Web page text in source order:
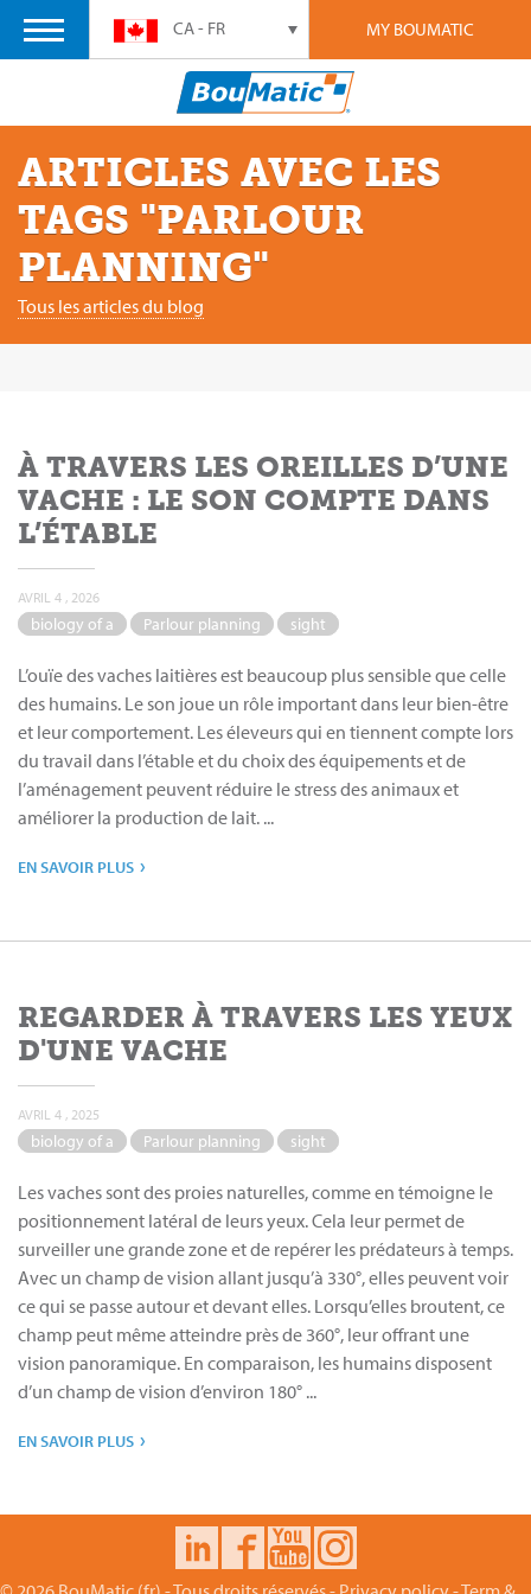
MY BOUMATIC
CA - FR
ARTICLES AVEC LES
TAGS "PARLOUR
PLANNING"
Tous les articles du blog
À TRAVERS LES OREILLES D’UNE
VACHE : LE SON COMPTE DANS
L’ÉTABLE
AVRIL 4 , 2026
biology of a Parlour planning sight
L’ouïe des vaches laitières est beaucoup plus sensible que celle
des humains. Le son joue un rôle important dans leur bien-être
et leur comportement. Les éleveurs qui en tiennent compte lors
du travail dans l’étable et du choix des équipements et de
l’aménagement peuvent réduire le stress des animaux et
améliorer la production de lait. ...
EN SAVOIR PLUS ›
REGARDER À TRAVERS LES YEUX
D'UNE VACHE
AVRIL 4 , 2025
biology of a Parlour planning sight
Les vaches sont des proies naturelles, comme en témoigne le
positionnement latéral de leurs yeux. Cela leur permet de
surveiller une grande zone et de repérer les prédateurs à temps.
Avec un champ de vision allant jusqu’à 330°, elles peuvent voir
ce qui se passe autour et devant elles. Lorsqu’elles broutent, ce
champ peut même atteindre près de 360°, leur offrant une
vision panoramique. En comparaison, les humains disposent
d’un champ de vision d’environ 180° ...
EN SAVOIR PLUS ›